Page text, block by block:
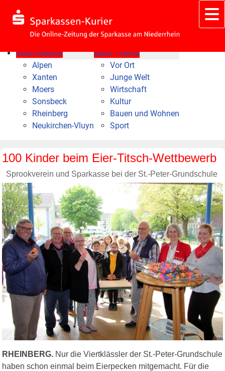
Nach Bereich
Alpen
Xanten
Moers
Sonsbeck
Rheinberg
Neukirchen-Vluyn
Nach Thema
Vor Ort
Junge Welt
Wirtschaft
Kultur
Bauen und Wohnen
Sport
100 Kinder beim Eier-Titsch-Wettbewerb
Sprookverein und Sparkasse bei der St.-Peter-Grundschule
RHEINBERG. Nur die Viertklässler der St.-Peter-Grundschule
haben schon einmal beim Eierpecken mitgemacht. Für die